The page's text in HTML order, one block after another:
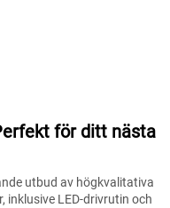
för ditt nästa
utbud av högkvalitativa
inklusive LED-drivrutin och